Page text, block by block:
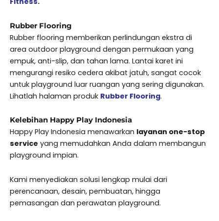
Rubber Flooring
Rubber flooring memberikan perlindungan ekstra di
area outdoor playground dengan permukaan yang
empuk, anti-slip, dan tahan lama. Lantai karet ini
mengurangi resiko cedera akibat jatuh, sangat cocok
untuk playground luar ruangan yang sering digunakan.
Lihatlah halaman produk Rubber Flooring.
Kelebihan Happy Play Indonesia
Happy Play Indonesia menawarkan layanan one-stop
service yang memudahkan Anda dalam membangun
playground impian.
Kami menyediakan solusi lengkap mulai dari
perencanaan, desain, pembuatan, hingga
pemasangan dan perawatan playground.